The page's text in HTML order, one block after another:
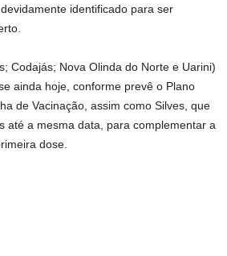
identificado para ser
Codajás; Nova Olinda do Norte e Uarini)
ainda hoje, conforme prevê o Plano
de Vacinação, assim como Silves, que
até a mesma data, para complementar a
dose.